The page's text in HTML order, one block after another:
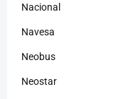
Nacional
Navesa
Neobus
Neostar